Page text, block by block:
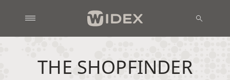
THE SHOPFINDER